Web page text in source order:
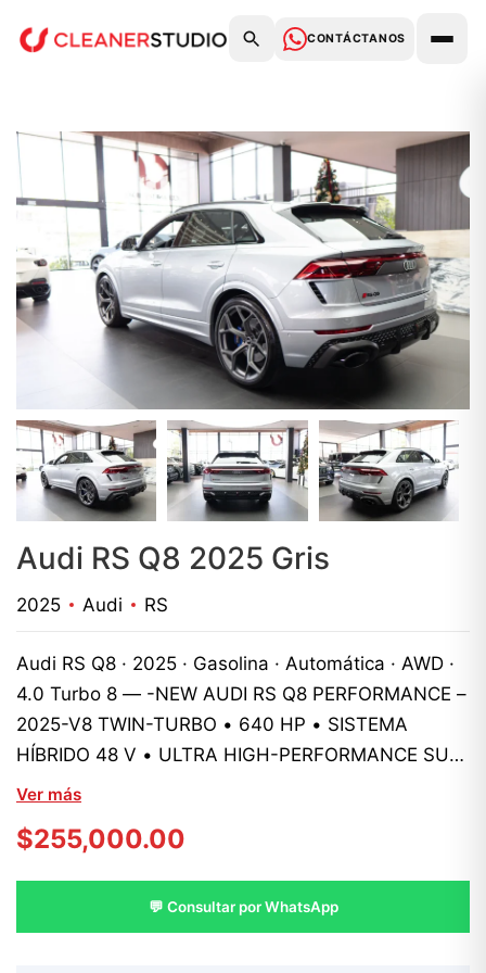
CONTÁCTANOS
Audi RS Q8 2025 Gris
2025 Audi RS
Audi RS Q8 · 2025 · Gasolina · Automática · AWD ·
4.0 Turbo 8 — -NEW AUDI RS Q8 PERFORMANCE –
2025-V8 TWIN-TURBO • 640 HP • SISTEMA
HÍBRIDO 48 V • ULTRA HIGH-PERFORMANCE SUV-
MOTOR & TRANSMISIÓN* Motor 4.0 L TFSI V8
([audi.com.do][1])* Torque: **850 Nm**.
([audi.com.do][2])* Sistema Mild-Hybrid 48 V con
batería de?9.6?Ah de litio* Aceleración 0–60 mph:
**˜ 3.5 s*** Capacidad de carga / remolque:
Ver más
$255,000.00
💬 Consultar por WhatsApp